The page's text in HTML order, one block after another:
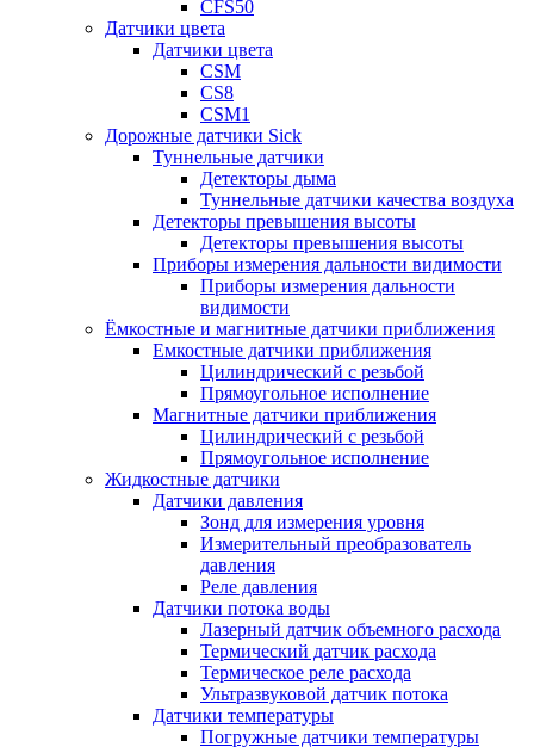
CFS50
Датчики цвета
Датчики цвета
CSM
CS8
CSM1
Дорожные датчики Sick
Туннельные датчики
Детекторы дыма
Туннельные датчики качества воздуха
Детекторы превышения высоты
Детекторы превышения высоты
Приборы измерения дальности видимости
Приборы измерения дальности
видимости
Ёмкостные и магнитные датчики приближения
Емкостные датчики приближения
Цилиндрический с резьбой
Прямоугольное исполнение
Магнитные датчики приближения
Цилиндрический с резьбой
Прямоугольное исполнение
Жидкостные датчики
Датчики давления
Зонд для измерения уровня
Измерительный преобразователь
давления
Реле давления
Датчики потока воды
Лазерный датчик объемного расхода
Термический датчик расхода
Термическое реле расхода
Ультразвуковой датчик потока
Датчики температуры
Погружные датчики температуры